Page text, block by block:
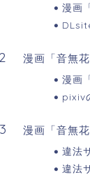
漫画
漫画「音無
漫画
pixiv
漫画「音無
違法
違法